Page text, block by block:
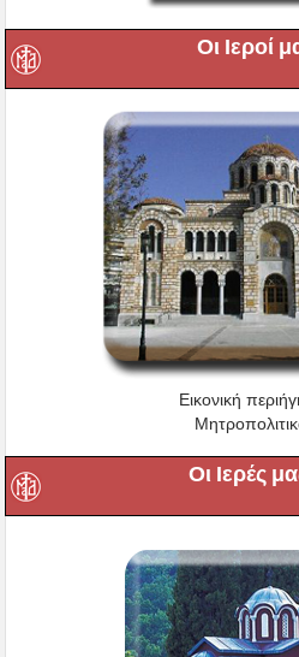
Οι Ιεροί
Εικονική
Οι Ιερές